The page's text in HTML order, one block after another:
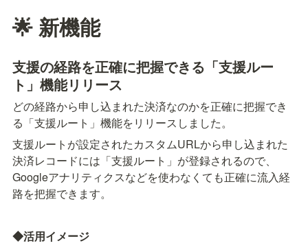
🌟 新機能
支援の経路を正確に把握できる「支援ルー
ト」機能リリース
どの経路から申し込まれた決済なのかを正確に把握でき
る「支援ルート」機能をリリースしました。
支援ルートが設定されたカスタムURLから申し込まれた
決済レコードには「支援ルート」が登録されるので、
Googleアナリティクスなどを使わなくても正確に流入経
路を把握できます。
◆活用イメージ